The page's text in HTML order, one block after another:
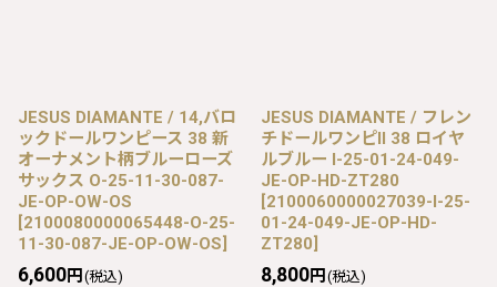
JESUS DIAMANTE / 14,バロ
ックドールワンピース 38 新
オーナメント柄ブルーローズ
サックス O-25-11-30-087-
JE-OP-OW-OS
[2100080000065448-O-25-
11-30-087-JE-OP-OW-OS]
6,600円 (税込)
JESUS DIAMANTE / フレン
チドールワンピII 38 ロイヤ
ルブルー I-25-01-24-049-
JE-OP-HD-ZT280
[2100060000027039-I-25-
01-24-049-JE-OP-HD-
ZT280]
8,800円 (税込)